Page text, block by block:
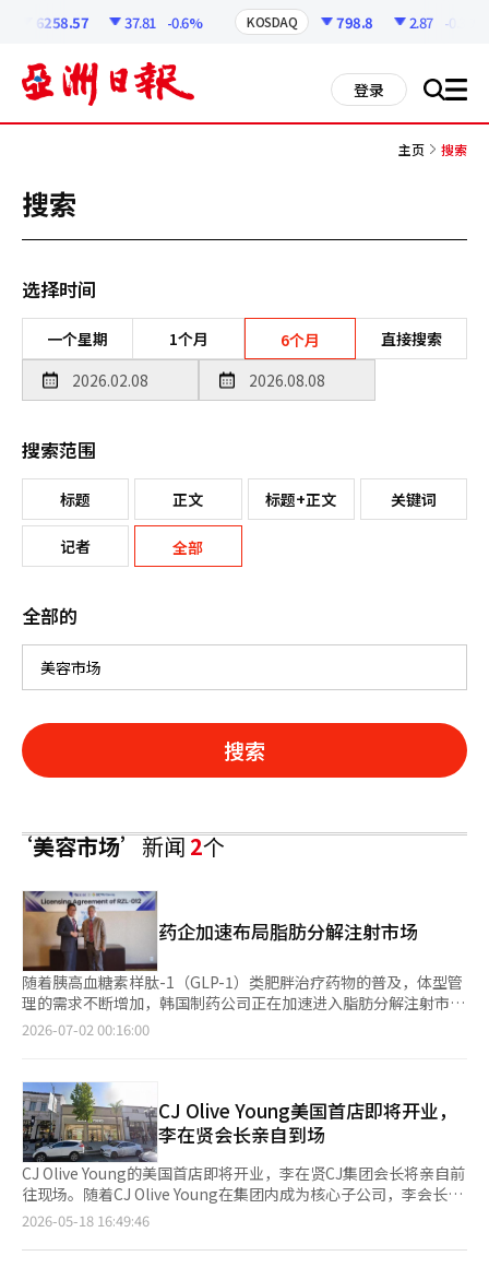
6258.57 37.81 -0.6% KOSDAQ 798.8 2.87 -0.36%
登录 搜 all
主页 搜索
搜索
选择时间
一个星期 1个月 6个月 直接搜索
搜索范围
标题 正文 标题+正文 关键词
记者 全部
全部的
搜索
‘美容市场’新闻2个
药企加速布局脂肪分解注射市场
随着胰高血糖素样肽-1（GLP-1）类肥胖治疗药物的普及，体型管
理的需求不断增加，韩国制药公司正在加速进入脂肪分解注射市
场。它们的战略是将脂肪分解注射作为新的美容增长点，以满足体
在韩国商业化的许可合同。通过此次合同，GC绿十字健康获得了
在美国食品药品监督管理局（FDA）进入三期临床试验前的国内独
占开发和商业化权利。 该候选物质是一种旨在减少特定部位脂肪
的注射剂。与以往主要针对下巴脂肪的改善不同，它还计划应用于
腹部和手臂等多个部位。Raziel Therapeutics强调，该产品的一
个独特之处在于只需一次注射即可期待脂肪细胞的去除效果。 公
司在获得“马恩岛”产品的同时，也在脂肪分解注射方面取得了进
展，扩大了与肥胖相关的产品组合。它还计划基于已建立的皮肤科
和内科医院网络，进一步加强其美容业务，提供美容注射剂“莱内
2026-07-02 00:16:00
CJ Olive Young美国首店即将开业，
李在贤会长亲自到场
CJ Olive Young的美国首店即将开业，李在贤CJ集团会长将亲自前
往现场。随着CJ Olive Young在集团内成为核心子公司，李会长此
行被解读为加强对美国市场的布局。据业界消息，李会长将于21日
杯拜伦·尼尔森”赛事，之后于29日参观位于加利福尼亚州帕萨迪
2026-05-18 16:49:46
页